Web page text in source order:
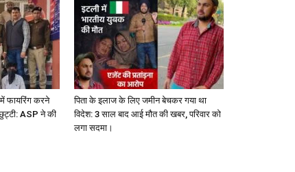
फायरिंग करने
ASP ने की
पिता के इलाज के लिए जमीन बेचकर गया था
विदेश: 3 साल बाद आई मौत की खबर, परिवार को
लगा सदमा।